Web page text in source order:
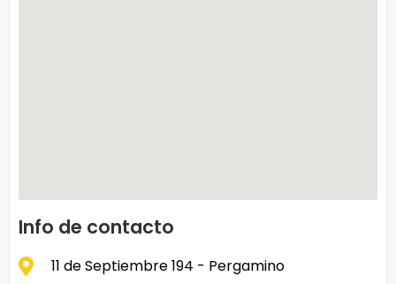
Info de contacto
11 de Septiembre 194 - Pergamino